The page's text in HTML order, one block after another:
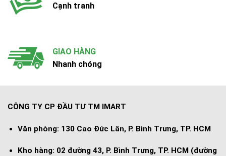
Cạnh tranh
GIAO HÀNG
Nhanh chóng
CÔNG TY CP ĐẦU TƯ TM IMART
Văn phòng: 130 Cao Đức Lân, P. Bình Trưng, TP. HCM
Kho hàng: 02 đường 43, P. Bình Trưng, TP. HCM (đường